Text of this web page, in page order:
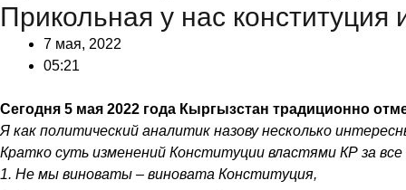
Прикольная у нас конституция
7 мая, 2022
05:21
Сегодня 5 мая 2022 года Кыргызстан традиционно
Я как политический аналитик назову несколько
Кратко суть изменений Конституции властями КР за
1. Не мы виноваты – виновата Конституция,